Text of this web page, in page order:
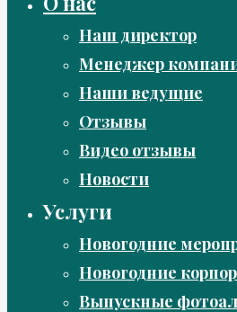
Наш директор
Менеджер
Наши ведущие
Отзывы
Видео отзывы
Новости
Услуги
Новогодние
Новогодние
Выпускные